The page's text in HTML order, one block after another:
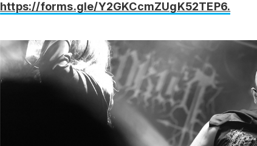
https://forms.gle/Y2GKCcmZUgK52TEP6.